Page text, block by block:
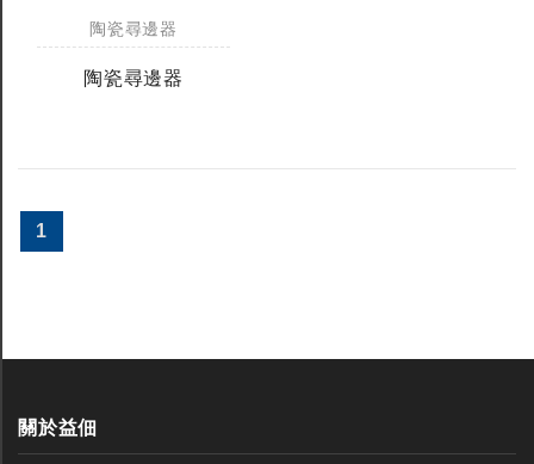
陶瓷尋邊器
陶瓷尋邊器
1
關於益佃